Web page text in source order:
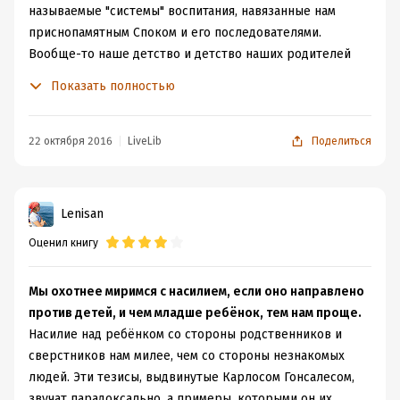
называемые "системы" воспитания, навязанные нам
приснопамятным Споком и его последователями.
Вообще-то наше детство и детство наших родителей
ясли с 6-ти месяцев (или когда там в СССР отдавали,
"перевыполнения плана" и возможность растить
своего ребенка в свое удовольствие никак не
сочетаются! И многие нынешние молодые мамы, слушая
и ужасных" педиатров, продолжают наступать на те же
грабли. И без всякой необходимости лишают ребенка
так нужного ему грудного вскармливания, ношения на
руках, возможности спать рядом с родителями, а не в
отдельной комнате. А воспитывают по принципу "лишь
бы не избаловать", "лишь бы на шею не сел".
Показать полностью
22 октября 2016 LiveLib Поделиться
Lenisan
Оценил книгу
Мы охотнее миримся с насилием, если оно направлено
против детей, и чем младше ребёнок, тем нам проще.
Насилие над ребёнком со стороны родственников и
сверстников нам милее, чем со стороны незнакомых
людей. Эти тезисы, выдвинутые Карлосом Гонсалесом,